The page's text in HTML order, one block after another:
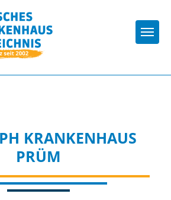
KRANKENHAUS
PRÜM